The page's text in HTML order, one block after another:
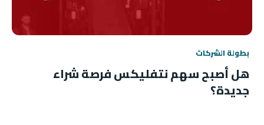
بطولة الشركات
هل أصبح سهم نتفليكس فرصة شراء
جديدة؟